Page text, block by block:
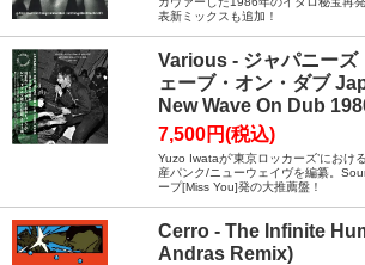
表新ミックスも追加！
Various - ジャパニーズ
ェーブ・オン・ダブ
New Wave On Dub
7,500円(税込)
Yuzo Iwataが'東京ロッカーズ’におけ
産パンク/ニューウェイヴを編纂。
ープ[Miss You]発の大推薦盤！
Cerro - The Infinite
Andras Remix)